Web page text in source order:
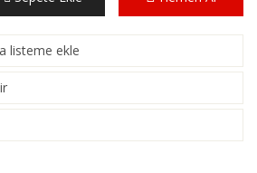
listeme ekle